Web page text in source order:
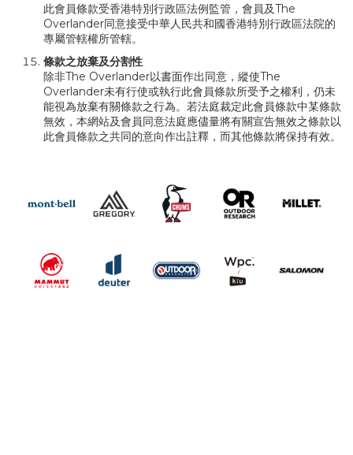
此會員條款受香港特別行政區法例監管，會員及The
Overlander同意接受中華人民共和國香港特別行政區法院的
專屬管轄權所管轄。
條款之放棄及分割性
除非The Overlander以書面作出同意，縱使The
Overlander未有行使或執行此會員條款所受予之權利，仍未
能視為放棄有關條款之行為。若法庭裁定此會員條款中某條款
無效，本網站及會員同意法庭應儘量將有關宣告無效之條款以
此會員條款之共同的意向作出註釋，而其他條款將保持有效。